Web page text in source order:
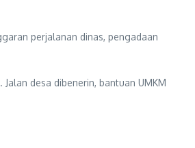
perjalanan dinas, pengadaan
desa dibenerin, bantuan UMKM